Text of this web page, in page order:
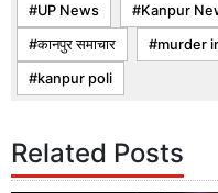
UP News Kanpur
कानपुर समाचार murder
kanpur poli
Related Posts